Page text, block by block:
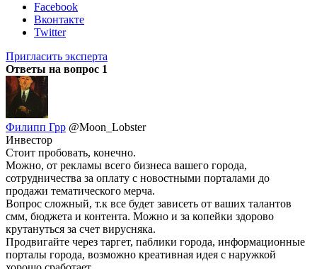
Facebook
Вконтакте
Twitter
Пригласить эксперта
Ответы на вопрос 1
Филипп Грр @Moon_Lobster
Инвестор
Стоит пробовать, конечно.
Можно, от рекламы всего бизнеса вашего города,
сотрудничества за оплату с новостными порталами до
продажи тематического мерча.
Вопрос сложный, т.к все будет зависеть от ваших талантов
смм, бюджета и контента. Можно и за копейки здорово
крутануться за счет вирусняка.
Продвигайте через таргет, паблики города, информационные
порталы города, возможно креативная идея с наружкой